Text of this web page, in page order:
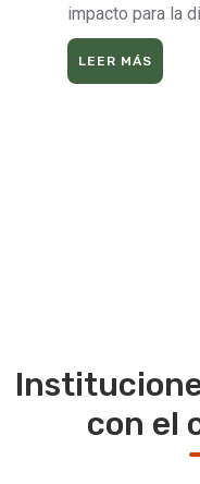
impacto para la
LEER MÁS
con el